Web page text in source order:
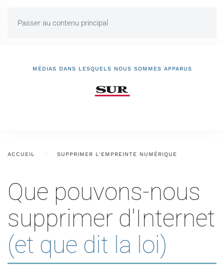
Passer au contenu principal
MÉDIAS DANS LESQUELS NOUS SOMMES APPARUS
ACCUEIL SUPPRIMER L'EMPREINTE NUMÉRIQUE
Que pouvons-nous
supprimer d'Internet
(et que dit la loi)